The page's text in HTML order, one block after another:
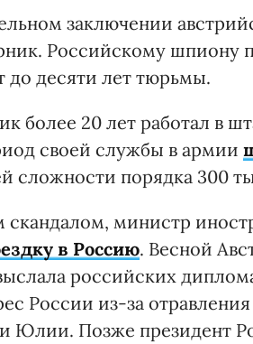
заключении
Российскому шпиону
до десяти лет тюрьмы.
более 20 лет работал в
своей службы в армии
сложности порядка 300
скандалом, министр
в Россию. Весной
российских
России из-за
Юлии. Позже президент